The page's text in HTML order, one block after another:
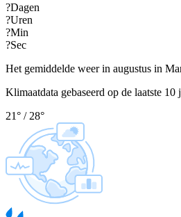
?Dagen
?Uren
?Min
?Sec
Het gemiddelde weer in augustus in
Klimaatdata gebaseerd op de laatste 10
21° / 28°